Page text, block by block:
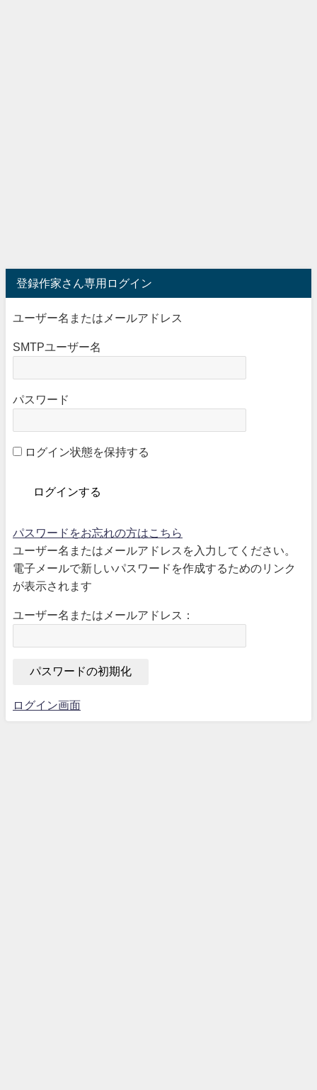
登録作家さん専用ログイン
ユーザー名またはメールアドレス
SMTPユーザー名
パスワード
ログイン状態を保持する
パスワードをお忘れの方はこちら
ユーザー名またはメールアドレスを入力してください。
電子メールで新しいパスワードを作成するためのリンク
が表示されます
ユーザー名またはメールアドレス：
ログイン画面